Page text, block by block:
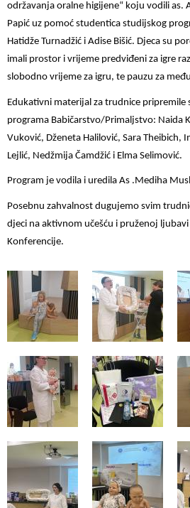
održavanja oralne higijene“ koju vodili as.
Papić uz pomoć studentica studijskog
Hatidže Turnadžić i Adise Bišić. Djeca su
imali prostor i vrijeme predviđeni za igre
slobodno vrijeme za igru, te pauzu za
Edukativni materijal za trudnice
programa Babičarstvo/Primaljstvo: Naida
Vuković, Dženeta Halilović, Sara Theibich,
Lejlić, Nedžmija Čamdžić i Elma Selimović.
Program je vodila i uredila As .Mediha
Posebnu zahvalnost dugujemo svim
djeci na aktivnom učešću i pruženoj
Konferencije.